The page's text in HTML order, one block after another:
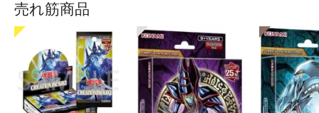
売れ筋商品